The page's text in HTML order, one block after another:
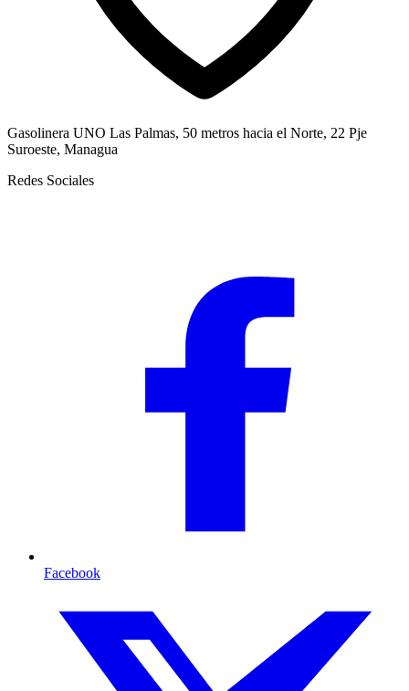
Gasolinera UNO Las Palmas, 50 metros hacia el Norte, 22 Pje
Suroeste, Managua
Redes Sociales
Facebook